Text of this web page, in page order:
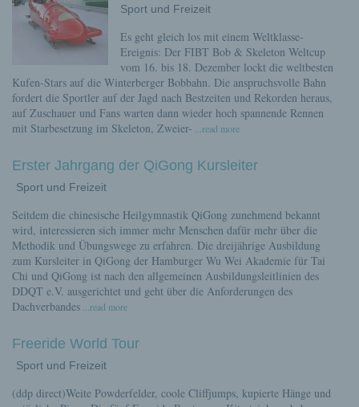
Sport und Freizeit
Es geht gleich los mit einem Weltklasse-
Ereignis: Der FIBT Bob & Skeleton Weltcup
vom 16. bis 18. Dezember lockt die weltbesten
Kufen-Stars auf die Winterberger Bobbahn. Die anspruchsvolle Bahn
fordert die Sportler auf der Jagd nach Bestzeiten und Rekorden heraus,
auf Zuschauer und Fans warten dann wieder hoch spannende Rennen
mit Starbesetzung im Skeleton, Zweier- ...read more
Erster Jahrgang der QiGong Kursleiter
Sport und Freizeit
Seitdem die chinesische Heilgymnastik QiGong zunehmend bekannt
wird, interessieren sich immer mehr Menschen dafür mehr über die
Methodik und Übungswege zu erfahren. Die dreijährige Ausbildung
zum Kursleiter in QiGong der Hamburger Wu Wei Akademie für Tai
Chi und QiGong ist nach den allgemeinen Ausbildungsleitlinien des
DDQT e.V. ausgerichtet und geht über die Anforderungen des
Dachverbandes ...read more
Freeride World Tour
Sport und Freizeit
(ddp direct)Weite Powderfelder, coole Cliffjumps, kupierte Hänge und